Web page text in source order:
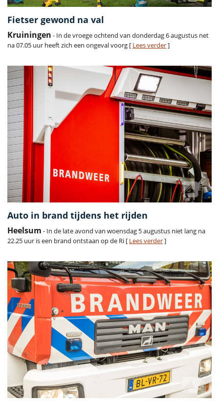
Fietser gewond na val
Kruiningen - In de vroege ochtend van donderdag 6 augustus net
na 07.05 uur heeft zich een ongeval voorg [ Lees verder]
Auto in brand tijdens het rijden
Heelsum - In de late avond van woensdag 5 augustus niet lang na
22.25 uur is een brand ontstaan op de Ri [ Lees verder]